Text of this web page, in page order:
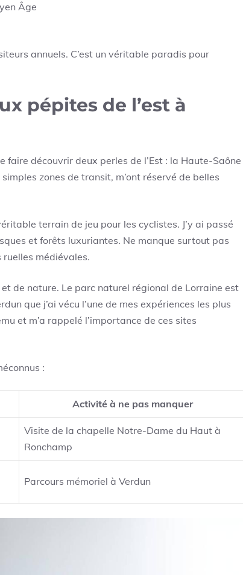
Âge
annuels. C’est un véritable paradis pour
pépites de l’est à
découvrir deux perles de l’Est : la Haute-Saône
zones de transit, m’ont réservé de belles
terrain de jeu pour les cyclistes. J’y ai passé
et forêts luxuriantes. Ne manque surtout pas
ruelles médiévales.
de nature. Le parc naturel régional de Lorraine est
que j’ai vécu l’une de mes expériences les plus
et m’a rappelé l’importance de ces sites
:
Activité à ne pas manquer
Visite de la chapelle Notre-Dame du Haut à
Ronchamp
Parcours mémoriel à Verdun